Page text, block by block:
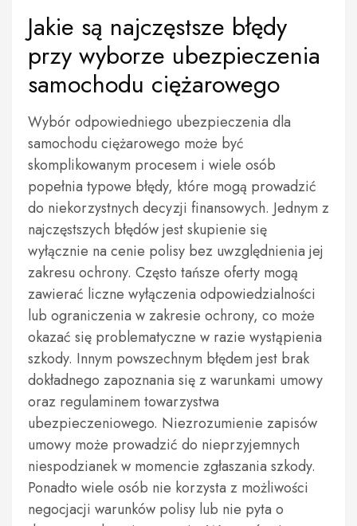
Jakie są najczęstsze błędy
przy wyborze ubezpieczenia
samochodu ciężarowego
Wybór odpowiedniego ubezpieczenia dla
samochodu ciężarowego może być
skomplikowanym procesem i wiele osób
popełnia typowe błędy, które mogą prowadzić
do niekorzystnych decyzji finansowych. Jednym z
najczęstszych błędów jest skupienie się
wyłącznie na cenie polisy bez uwzględnienia jej
zakresu ochrony. Często tańsze oferty mogą
zawierać liczne wyłączenia odpowiedzialności
lub ograniczenia w zakresie ochrony, co może
okazać się problematyczne w razie wystąpienia
szkody. Innym powszechnym błędem jest brak
dokładnego zapoznania się z warunkami umowy
oraz regulaminem towarzystwa
ubezpieczeniowego. Niezrozumienie zapisów
umowy może prowadzić do nieprzyjemnych
niespodzianek w momencie zgłaszania szkody.
Ponadto wiele osób nie korzysta z możliwości
negocjacji warunków polisy lub nie pyta o